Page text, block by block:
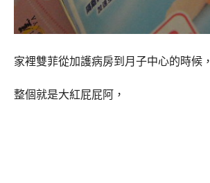
家裡雙菲從加護病房到月子中心的時候，
整個就是大紅屁屁阿，